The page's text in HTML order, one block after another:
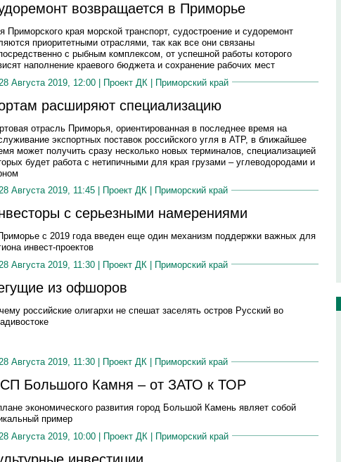
возвращается в Приморье
Приморского края морской транспорт, судостроение и судоремонт
приоритетными отраслями, так как все они связаны
с рыбным комплексом, от успешной работы которого
наполнение краевого бюджета и сохранение рабочих мест
28 Августа 2019, 12:00 | Проект ДК | Приморский край
расширяют специализацию
отрасль Приморья, ориентированная в последнее время на
экспортных поставок российского угля в АТР, в ближайшее
может получить сразу несколько новых терминалов, специализацией
будет работа с нетипичными для края грузами – углеводородами и
Августа 2019, 11:45 |
Проект ДК Приморский край
с серьезными намерениями
с 2019 года введен еще один механизм поддержки важных для
инвест-проектов
28 Августа 2019, 11:30 | Проект ДК | Приморский край
из офшоров
российские олигархи не спешат заселять остров Русский во
Августа 2019, 11:30 | Проект ДК Приморский край
Большого Камня – от ЗАТО к ТОР
экономического развития город Большой Камень являет собой
пример
28 Августа 2019, 10:00 | Проект ДК | Приморский край
инвестиции